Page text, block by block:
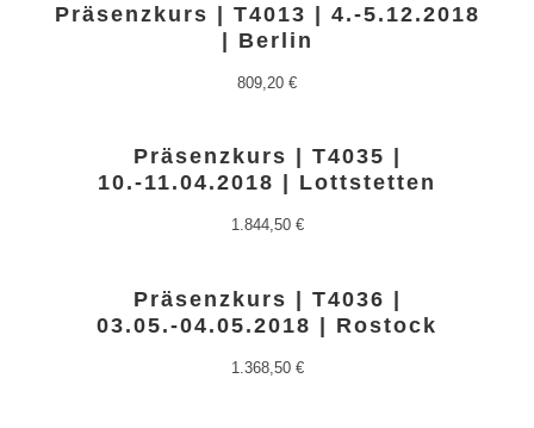
Präsenzkurs | T4013 | 4.-5.12.2018
| Berlin
809,20 €
Präsenzkurs | T4035 |
10.-11.04.2018 | Lottstetten
1.844,50 €
Präsenzkurs | T4036 |
03.05.-04.05.2018 | Rostock
1.368,50 €